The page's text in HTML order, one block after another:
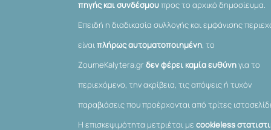
πηγής και συνδέσμουπρος το αρχικό δημοσίευμα.
Επειδή η διαδικασία συλλογής και εμφάνισης
είναιπλήρως αυτοματοποιημένη, το
ZoumeKalytera.grδεν φέρει καμία ευθύνηγια το
περιεχόμενο, την ακρίβεια, τις απόψεις ή τυχόν
παραβιάσεις που προέρχονται από τρίτες
Η επισκεψιμότητα μετριέται μεcookieless